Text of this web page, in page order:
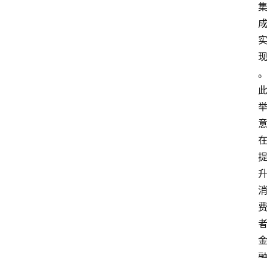
集
成
实
现
。
此
举
意
在
提
升
消
费
者
金